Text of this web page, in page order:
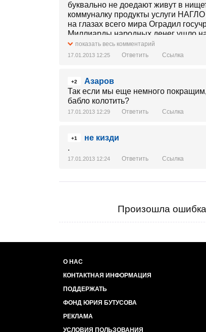
буквально не доедают живут в
коммуналку продукты услуги
на глазах всего мира Оградил
Миллиарды народных денег ушло
ОЗОЛАЧИВАНИЕ своих поместий-
произвол Его бренное тело
Перечислять все преступления
матери эту преступную бандитскую
невозможно
показать весь комментарий
17.01.2013 12:25 Ответить Ссылка
+2
Азаров
Так если мы еще немного покращим,
бабло колотить?
17.01.2013 12:29 Ответить Ссылка
+1
не кизди
.
17.01.2013 12:24 Ответить Ссылка
Произошла
О НАС
КОНТАКТНАЯ ИНФОРМАЦИЯ
ПОДДЕРЖАТЬ
ФОНД ЮРИЯ БУТУСОВА
РЕКЛАМА
УСЛОВИЯ ПОЛЬЗОВАНИЯ